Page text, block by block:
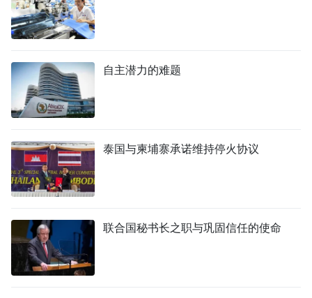
自主潜力的难题
泰国与柬埔寨承诺维持停火协议
联合国秘书长之职与巩固信任的使命